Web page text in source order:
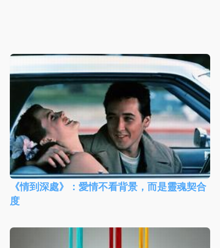
《情到深處》：愛情不看背景，而是靈魂契合
度